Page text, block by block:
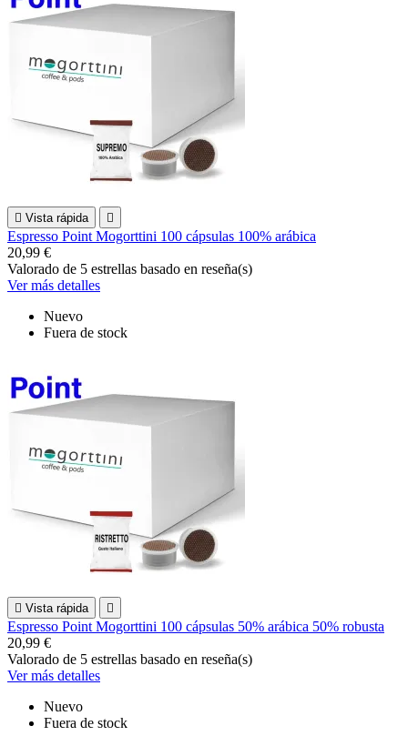
 Vista rápida 
Espresso Point Mogorttini 100 cápsulas 100% arábica
20,99 €
Valorado de 5 estrellas basado en reseña(s)
Ver más detalles
Nuevo
Fuera de stock
 Vista rápida 
Espresso Point Mogorttini 100 cápsulas 50% arábica 50% robusta
20,99 €
Valorado de 5 estrellas basado en reseña(s)
Ver más detalles
Nuevo
Fuera de stock